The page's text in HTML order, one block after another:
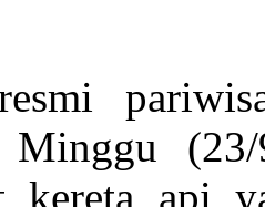
Minggu
kereta api